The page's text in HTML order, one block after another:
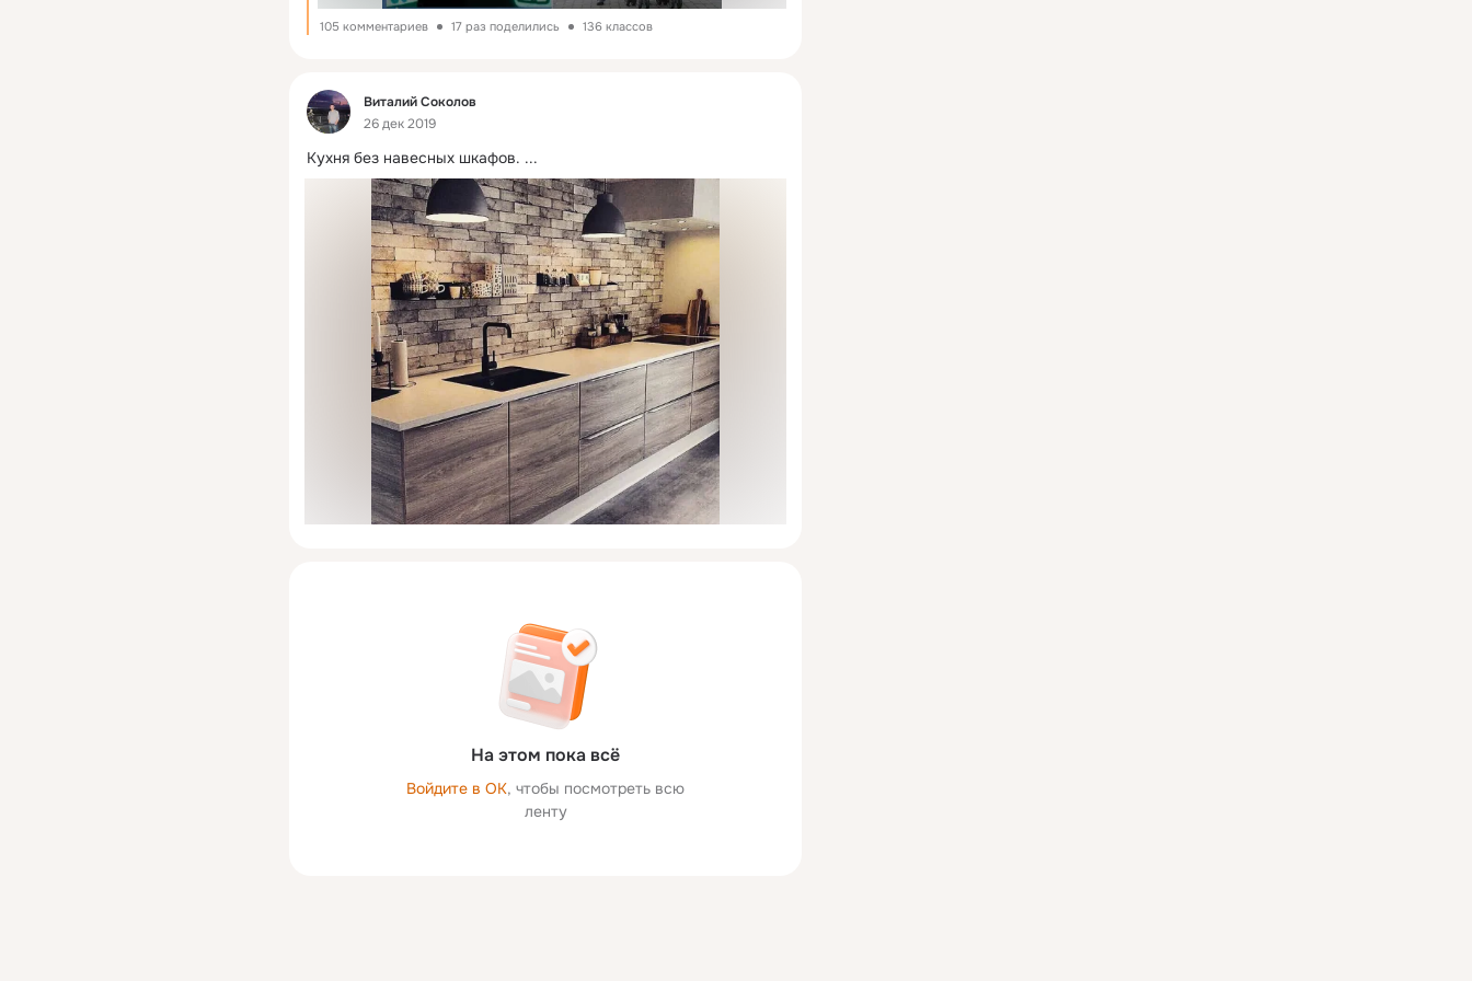
105 комментариев 17 раз поделились 136 классов
Фид
Виталий Соколов
26 дек 2019
Кухня без навесных шкафов. ...
На этом пока всё
Войдите в ОК, чтобы посмотреть всю
ленту